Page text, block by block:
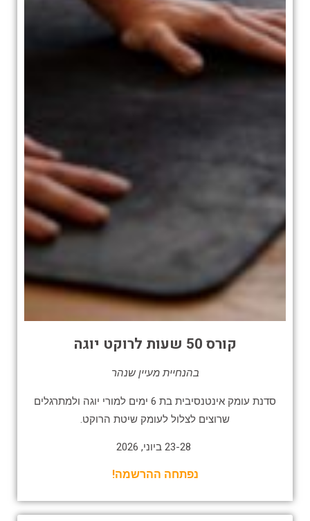
קורס 50 שעות לרוקט יוגה
בהנחיית מעיין שנהר
סדנת עומק אינטנסיבית בת 6 ימים למורי יוגה ולמתרגלים
שרוצים לצלול לעומק שיטת הרוקט.
נפתחה ההרשמה!